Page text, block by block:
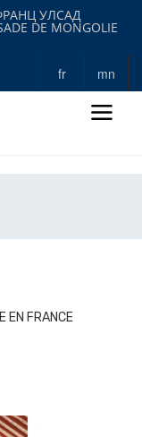
УЛСАД
DE MONGOLIE
fr mn
EN FRANCE